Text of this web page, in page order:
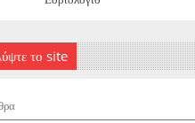
το site